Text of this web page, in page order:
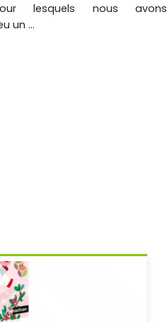
lesquels nous avons
un ...